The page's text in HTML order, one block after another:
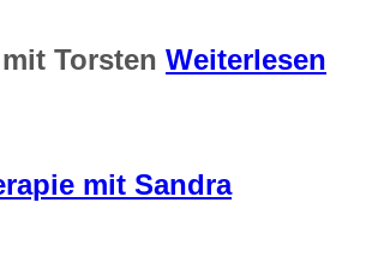
Torsten Weiterlesen
mit Sandra